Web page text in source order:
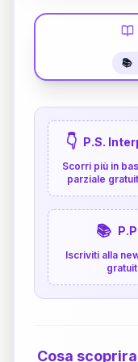
📚
👇 P.S.
Scorri più in
parziale
📚
Iscriviti alla
Cosa